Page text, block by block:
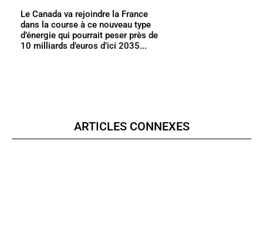
Le Canada va rejoindre la France
dans la course à ce nouveau type
d’énergie qui pourrait peser près de
10 milliards d’euros d’ici 2035...
ARTICLES CONNEXES